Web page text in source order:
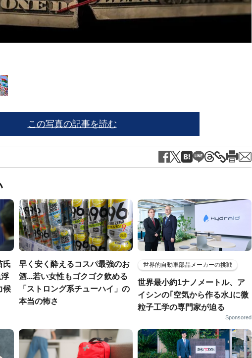
この写真の記事を読む
氏
候
早く安く酔えるコスパ最強のお
酒...若い女性もゴクゴク飲める
「ストロング系チューハイ」の
本当の怖さ
世界的自動車部品メーカーの挑戦
世界最小約1ナノメートル、ア
イシンの｢空気から作る水｣に微
粒子工学の専門家が迫る
Sponsored